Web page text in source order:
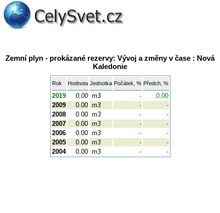
Zemní plyn - prokázané rezervy: Vývoj a změny v čase : Nová
Kaledonie
Rok Hodnota Jednotka Počátek, % Předch, %
2019 0,00 m3 -
0,00
2009
0.00 m3 -
-
2008
0.00 m3 -
-
2007
0.00 m3 -
-
2006
0.00 m3 -
-
2005
0.00 m3 -
-
2004
0.00 m3 - -